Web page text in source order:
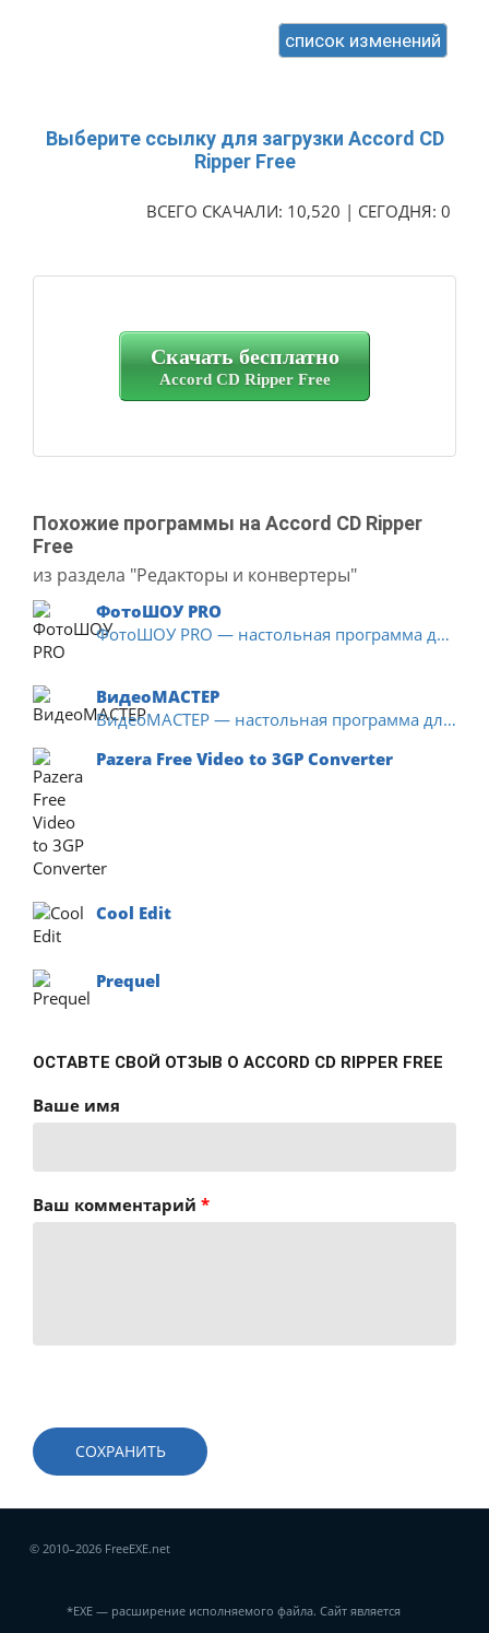
список изменений
Выберите ссылку для загрузки Accord CD
Ripper Free
ВСЕГО СКАЧАЛИ: 10,520 | СЕГОДНЯ: 0
Скачать бесплатно
Accord CD Ripper Free
Похожие программы на Accord CD Ripper
Free
из раздела "Редакторы и конвертеры"
ФотоШОУ PRO
ФотоШОУ PRO — настольная программа для Windows, в которой фотографии,...
ВидеоМАСТЕР
ВидеоМАСТЕР — настольная программа для преобразования видео и аудио,...
Pazera Free Video to 3GP Converter
Cool Edit
Prequel
ОСТАВТЕ СВОЙ ОТЗЫВ О ACCORD CD RIPPER FREE
Ваше имя
Ваш комментарий *
© 2010–2026 FreeEXE.net
*EXE — расширение исполняемого файла. Сайт является